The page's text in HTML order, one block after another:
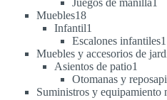
Juegos de manilla1
Muebles1818
productos
Infantil1
producto
Escalones infantiles1
Muebles y accesorios de
Asientos de patio1
Otomanas y
Suministros y equipamiento